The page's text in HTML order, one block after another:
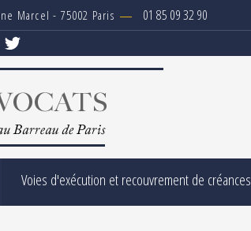
Marcel - 75002 Paris 01 85 09 32 90
Voies d'exécution et recouvrement de créances